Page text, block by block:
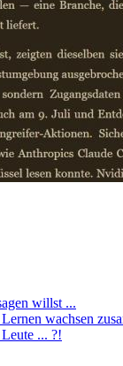
willst ...
wachsen
... ?!